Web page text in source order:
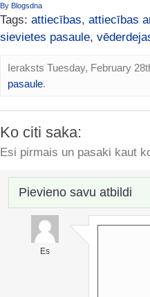
By Blogsdna
Tags: attiecības, attiecības
sievietes pasaule,
Ieraksts Tuesday, February
pasaule.
Ko citi saka:
Esi pirmais un pasaki kaut
Pievieno savu atbildi
Es